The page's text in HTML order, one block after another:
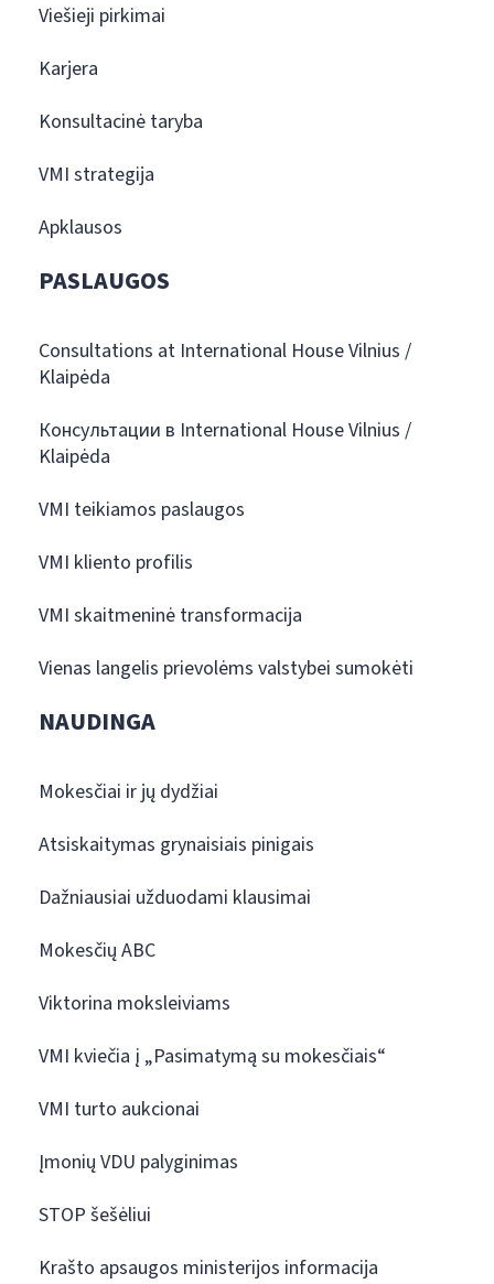
Viešieji pirkimai
Karjera
Konsultacinė taryba
VMI strategija
Apklausos
PASLAUGOS
Consultations at International House Vilnius /
Klaipėda
Консультации в International House Vilnius /
Klaipėda
VMI teikiamos paslaugos
VMI kliento profilis
VMI skaitmeninė transformacija
Vienas langelis prievolėms valstybei sumokėti
NAUDINGA
Mokesčiai ir jų dydžiai
Atsiskaitymas grynaisiais pinigais
Dažniausiai užduodami klausimai
Mokesčių ABC
Viktorina moksleiviams
VMI kviečia į „Pasimatymą su mokesčiais“
VMI turto aukcionai
Įmonių VDU palyginimas
STOP šešėliui
Krašto apsaugos ministerijos informacija